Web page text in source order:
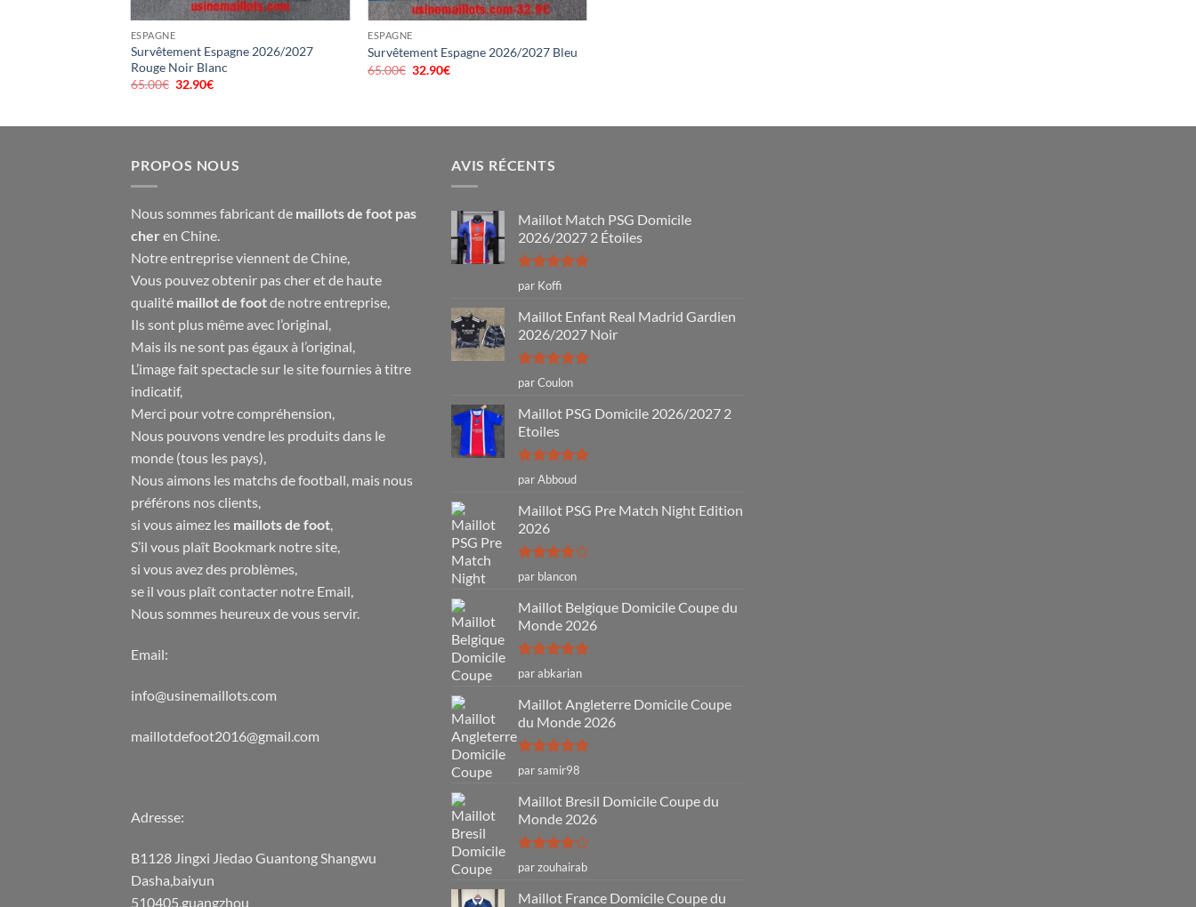
ESPAGNE
Survêtement Espagne 2026/2027
Rouge Noir Blanc
65.00€ Le
32.90€
ESPAGNE
Survêtement Espagne 2026/2027 Bleu
65.00€ Le
32.90€
PROPOS NOUS
Nous sommes fabricant de maillots de foot pas
cher en Chine.
Notre entreprise viennent de Chine,
Vous pouvez obtenir pas cher et de haute
qualité maillot de footde notre entreprise,
Ils sont plus même avec l’original,
Mais ils ne sont pas égaux à l’original,
L’image fait spectacle sur le site fournies à titre
indicatif,
Merci pour votre compréhension,
Nous pouvons vendre les produits dans le
monde (tous les pays),
Nous aimons les matchs de football, mais nous
préférons nos clients,
si vous aimez les maillots de foot,
S’il vous plaît Bookmark notre site,
si vous avez des problèmes,
se il vous plaît contacter notre Email,
Nous sommes heureux de vous servir.
Email:
info@usinemaillots.com
maillotdefoot2016@gmail.com
Adresse:
B1128 Jingxi Jiedao Guantong Shangwu
Dasha,baiyun
510405,guangzhou
AVIS RÉCENTS
Maillot Match PSG Domicile
2026/2027 2 Étoiles
Note5sur
5
par Koffi
Maillot Enfant Real Madrid Gardien
2026/2027 Noir
Note5sur
5
par Coulon
Maillot PSG Domicile 2026/2027 2
Etoiles
Note5sur
5
par Abboud
Maillot PSG Pre Match Night Edition
2026
Note4
sur 5
par blancon
Maillot Belgique Domicile Coupe du
Monde 2026
Note5sur
5
par abkarian
Maillot Angleterre Domicile Coupe
du Monde 2026
Note5sur
5
par samir98
Maillot Bresil Domicile Coupe du
Monde 2026
Note4
sur 5
par zouhairab
Maillot France Domicile Coupe du